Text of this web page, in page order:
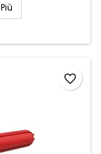
Più
favorite_border